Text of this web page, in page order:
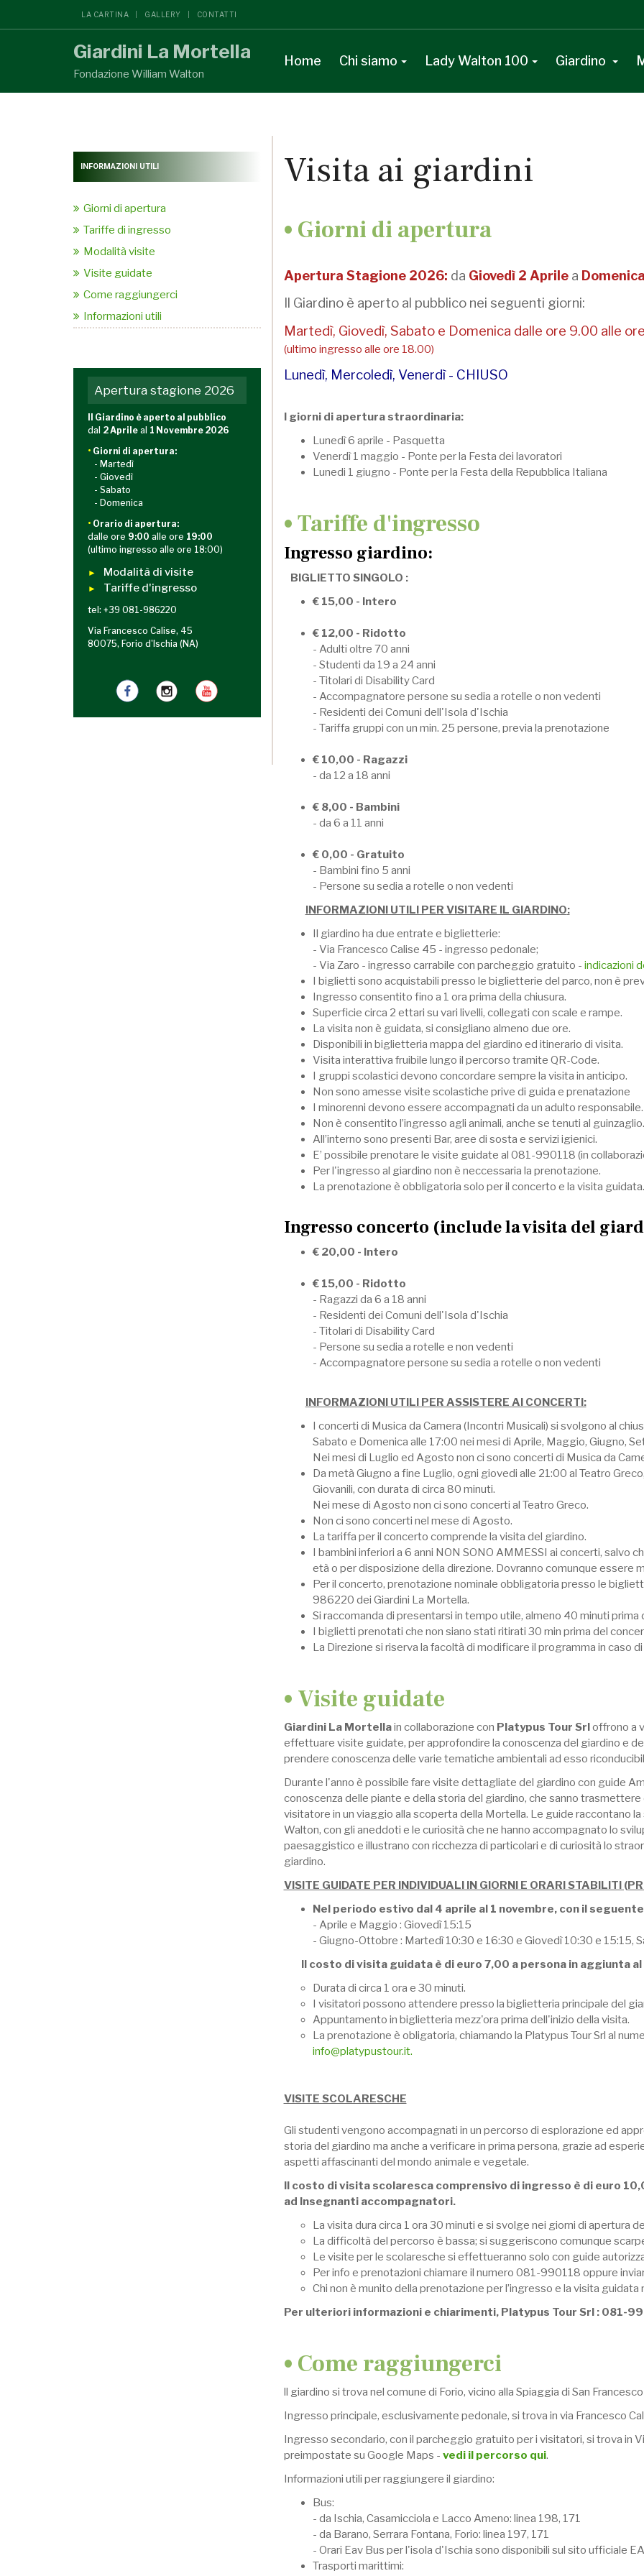
LA CARTINA GALLERY CONTATTI
Giardini La Mortella
Fondazione William Walton
Home Chi siamo Lady Walton 100 Giardino
Visita ai giardini
• Giorni di apertura
Apertura Stagione 2026: da Giovedì 2 Aprilea
Il Giardino è aperto al pubblico nei seguenti giorni:
Martedì, Giovedì, Sabato e Domenica dalle ore 9.00 alle
(ultimo ingresso alle ore 18.00)
Lunedì, Mercoledì, Venerdì - CHIUSO
I giorni di apertura straordinaria:
Lunedì 6 aprile - Pasquetta
Venerdì 1 maggio - Ponte per la Festa dei lavoratori
Lunedi 1 giugno - Ponte per la Festa della Repubblica Italiana
• Tariffe d'ingresso
Ingresso giardino:
BIGLIETTO SINGOLO :
€ 15,00 - Intero
€ 12,00 - Ridotto
- Adulti oltre 70 anni
- Studenti da 19 a 24 anni
- Titolari di Disability Card
- Accompagnatore persone su sedia a rotelle o non vedenti
- Residenti dei Comuni dell'Isola d'Ischia
- Tariffa gruppi con un min. 25 persone, previa la prenotazione
€ 10,00 - Ragazzi
- da 12 a 18 anni
€ 8,00 - Bambini
- da 6 a 11 anni
€ 0,00 - Gratuito
- Bambini fino 5 anni
- Persone su sedia a rotelle o non vedenti
INFORMAZIONI UTILI PER VISITARE IL GIARDINO:
Il giardino ha due entrate e biglietterie:
- Via Francesco Calise 45 - ingresso pedonale;
- Via Zaro - ingresso carrabile con parcheggio gratuito - indicazioni
I biglietti sono acquistabili presso le biglietterie del parco, non è
Ingresso consentito fino a 1 ora prima della chiusura.
Superficie circa 2 ettari su vari livelli, collegati con scale e rampe.
La visita non è guidata, si consigliano almeno due ore.
Disponibili in biglietteria mappa del giardino ed itinerario di visita.
Visita interattiva fruibile lungo il percorso tramite QR-Code.
I gruppi scolastici devono concordare sempre la visita in anticipo.
Non sono amesse visite scolastiche prive di guida e prenatazione
I minorenni devono essere accompagnati da un adulto responsabile.
Non è consentito l’ingresso agli animali, anche se tenuti al guinzaglio.
All’interno sono presenti Bar, aree di sosta e servizi igienici.
E’ possibile prenotare le visite guidate al 081-990118 (in
Per l'ingresso al giardino non è neccessaria la prenotazione.
La prenotazione è obbligatoria solo per il concerto e la visita guidata.
Ingresso concerto (include la visita del
€ 20,00 - Intero
€ 15,00 - Ridotto
- Ragazzi da 6 a 18 anni
- Residenti dei Comuni dell'Isola d'Ischia
- Titolari di Disability Card
- Persone su sedia a rotelle e non vedenti
- Accompagnatore persone su sedia a rotelle o non vedenti
INFORMAZIONI UTILI PER ASSISTERE AI CONCERTI:
I concerti di Musica da Camera (Incontri Musicali) si svolgono al
Sabato e Domenica alle 17:00 nei mesi di Aprile, Maggio, Giugno,
Nei mesi di Luglio ed Agosto non ci sono concerti di Musica da
Da metà Giugno a fine Luglio, ogni giovedi alle 21:00 al Teatro
Giovanili, con durata di circa 80 minuti.
Nei mese di Agosto non ci sono concerti al Teatro Greco.
Non ci sono concerti nel mese di Agosto.
La tariffa per il concerto comprende la visita del giardino.
I bambini inferiori a 6 anni NON SONO AMMESSI ai concerti, salvo
età o per disposizione della direzione. Dovranno comunque
Per il concerto, prenotazione nominale obbligatoria presso le
986220 dei Giardini La Mortella.
Si raccomanda di presentarsi in tempo utile, almeno 40 minuti prima
I biglietti prenotati che non siano stati ritirati 30 min prima del
La Direzione si riserva la facoltà di modificare il programma in caso
• Visite guidate
Giardini La Mortellain collaborazione con Platypus Tour Srloffrono a
effettuare visite guidate, per approfondire la conoscenza del giardino e
prendere conoscenza delle varie tematiche ambientali ad esso
Durante l'anno è possibile fare visite dettagliate del giardino con guide
conoscenza delle piante e della storia del giardino, che sanno
visitatore in un viaggio alla scoperta della Mortella. Le guide raccontano
Walton, con gli aneddoti e le curiosità che ne hanno accompagnato lo
paesaggistico e illustrano con ricchezza di particolari e di curiosità lo
giardino.
VISITE GUIDATE PER INDIVIDUALI IN GIORNI E ORARI STABILITI
Nel periodo estivo dal 4 aprile al 1 novembre, con il
- Aprile e Maggio : Giovedì 15:15
- Giugno-Ottobre : Martedì 10:30 e 16:30 e Giovedì 10:30 e 15:15,
Il costo di visita guidata è di euro 7,00 a personain aggiunta
Durata di circa 1 ora e 30 minuti.
I visitatori possono attendere presso la biglietteria principale del
Appuntamento in biglietteria mezz'ora prima dell'inizio della visita.
La prenotazione è obligatoria, chiamando la Platypus Tour Srl al
info@platypustour.it.
VISITE SCOLARESCHE
Gli studenti vengono accompagnati in un percorso di esplorazione ed
storia del giardino ma anche a verificare in prima persona, grazie ad
aspetti affascinanti del mondo animale e vegetale.
Il costo di visita scolaresca comprensivo di ingresso è di euro
ad Insegnanti accompagnatori.
La visita dura circa 1 ora 30 minuti e si svolge nei giorni di apertura
La difficoltà del percorso è bassa; si suggeriscono comunque
Le visite per le scolaresche si effettueranno solo con guide
Per info e prenotazioni chiamare il numero 081-990118 oppure
Chi non è munito della prenotazione per l’ingresso e la visita
Per ulteriori informazioni e chiarimenti, Platypus Tour Srl : 081-
• Come raggiungerci
ll giardino si trova nel comune di Forio, vicino alla Spiaggia di San
Ingresso principale, esclusivamente pedonale, si trova in via Francesco
Ingresso secondario, con il parcheggio gratuito per i visitatori, si trova in
preimpostate su Google Maps - vedi il percorso qui.
Informazioni utili per raggiungere il giardino:
Bus:
- da Ischia, Casamicciola e Lacco Ameno: linea 198, 171
- da Barano, Serrara Fontana, Forio: linea 197, 171
- Orari Eav Bus per l'isola d'Ischia sono disponibili sul sito ufficiale
Trasporti marittimi:
INFORMAZIONI UTILI
Giorni di apertura
Tariffe di ingresso
Modalità visite
Visite guidate
Come raggiungerci
Informazioni utili
Apertura stagione 2026
Il Giardino è aperto al pubblico
dal 2 Aprile al 1 Novembre 2026
• Giorni di apertura:
- Martedì
- Giovedì
- Sabato
- Domenica
• Orario di apertura:
dalle ore 9:00 alle ore 19:00
(ultimo ingresso alle ore 18:00)
► Modalità di visite
► Tariffe d'ingresso
tel: +39 081-986220
Via Francesco Calise, 45
80075, Forio d'Ischia (NA)